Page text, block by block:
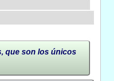
que son los únicos